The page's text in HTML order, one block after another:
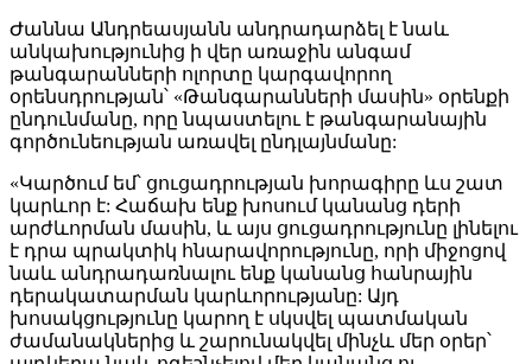
Ժաննա Անդրեասյանն անդրադարձել է նաև
անկախությունից ի վեր առաջին անգամ
թանգարանների ոլորտը կարգավորող
օրենսդրության՝ «Թանգարանների մասին» օրենքի
ընդունմանը, որը նպաստելու է թանգարանային
գործունեության առավել ընդլայնմանը:
«Կարծում եմ՝ ցուցադրության խորագիրը ևս շատ
կարևոր է: Հաճախ ենք խոսում կանանց դերի
արժևորման մասին, և այս ցուցադրությունը լինելու
է դրա պրակտիկ հնարավորությունը, որի միջոցով
նաև անդրադառնալու ենք կանանց հանրային
դերակատարման կարևորությանը: Այդ
խոսակցությունը կարող է սկսվել պատմական
ժամանակներից և շարունակվել մինչև մեր օրեր՝